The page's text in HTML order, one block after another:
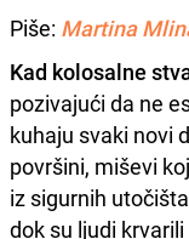
Piše: Martina
Kad kolosalne
pozivajući da ne
kuhaju svaki novi
površini, miševi
iz sigurnih
dok su ljudi